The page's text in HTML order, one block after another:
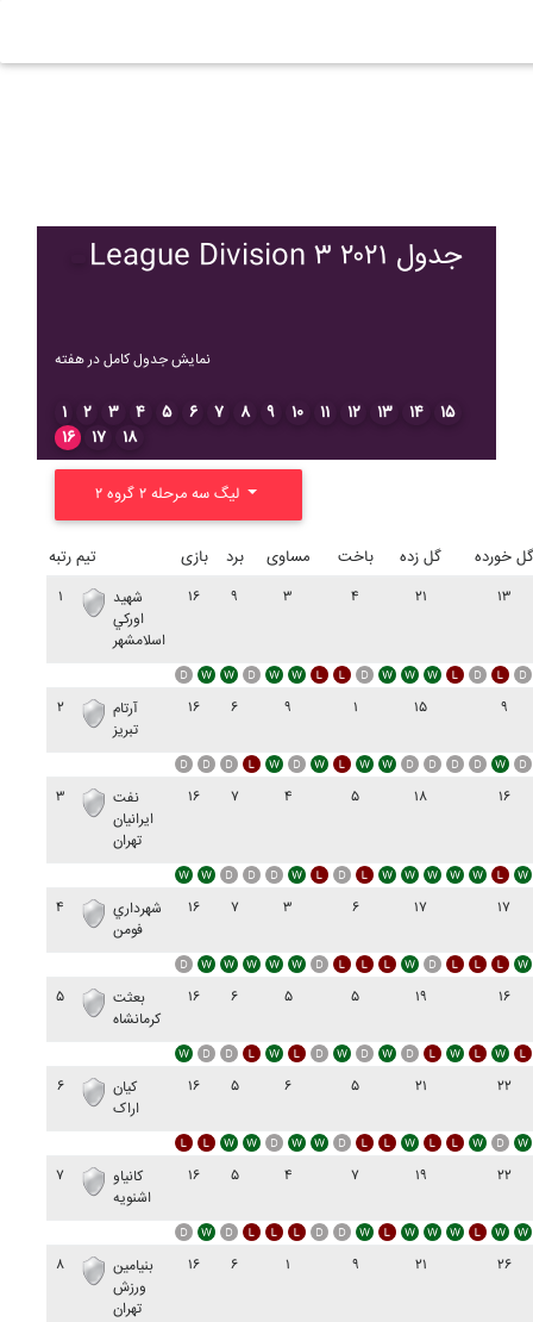
League Division ۳ ۲۰۲۱ جدول
نمایش جدول کامل در هفته
۱ ۲ ۳ ۴ ۵ ۶ ۷ ۸ ۹ ۱۰ ۱۱ ۱۲ ۱۳ ۱۴
۱۵
۱۶
۱۷ ۱۸
رتبه تیم بازی برد مساوی باخت گل زده گل خورده
۱
شهيد
اورکي
اسلامشهر
۱۶ ۹ ۳ ۴ ۲۱ ۱۳
۲
آرتام
تبريز
۱۶ ۶ ۹ ۱ ۱۵ ۹
۳
نفت
ايرانيان
تهران
۱۶ ۷ ۴ ۵ ۱۸ ۱۶
۴
شهرداري
فومن
۱۶ ۷ ۳ ۶ ۱۷ ۱۷
۵
بعثت
کرمانشاه
۱۶ ۶ ۵ ۵ ۱۹ ۱۶
۶
کيان
اراک
۱۶ ۵ ۶ ۵ ۲۱ ۲۲
۷
کانياو
اشنويه
۱۶ ۵ ۴ ۷ ۱۹ ۲۲
۸
بنيامين
ورزش
تهران
۱۶ ۶ ۱ ۹ ۲۱ ۲۶